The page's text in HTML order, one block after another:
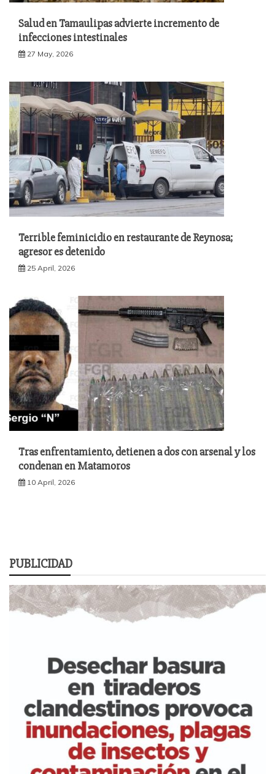
Salud en Tamaulipas advierte incremento de
infecciones intestinales
27 May, 2026
Terrible feminicidio en restaurante de Reynosa;
agresor es detenido
25 April, 2026
Tras enfrentamiento, detienen a dos con arsenal y los
condenan en Matamoros
10 April, 2026
PUBLICIDAD